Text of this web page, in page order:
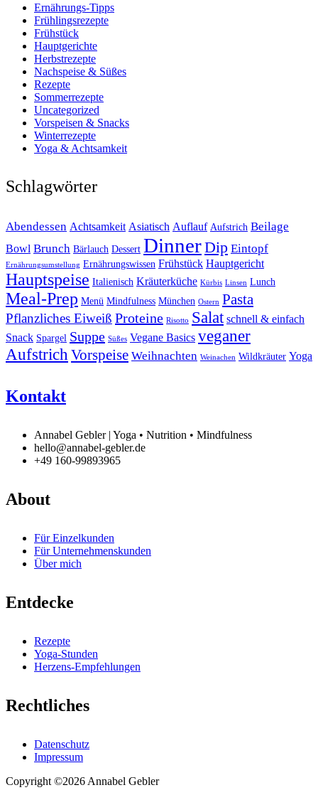
Ernährungs-Tipps
Frühlingsrezepte
Frühstück
Hauptgerichte
Herbstrezepte
Nachspeise & Süßes
Rezepte
Sommerrezepte
Uncategorized
Vorspeisen & Snacks
Winterrezepte
Yoga & Achtsamkeit
Schlagwörter
Abendessen Achtsamkeit Asiatisch Auflauf Aufstrich Beilage
Bowl Brunch Bärlauch Dessert DinnerDip Eintopf
Ernährungsumstellung Ernährungswissen Frühstück Hauptgericht
Hauptspeise Italienisch Kräuterküche Kürbis Linsen Lunch
Meal-Prep Menü Mindfulness München Ostern Pasta
Pflanzliches Eiweiß Proteine Risotto Salat schnell & einfach
Snack Spargel Suppe Süßes Vegane Basics veganer
AufstrichVorspeise Weihnachten Weinachen Wildkräuter Yoga
Kontakt
Annabel Gebler | Yoga • Nutrition • Mindfulness
hello@annabel-gebler.de
+49 160-99893965
About
Für Einzelkunden
Für Unternehmenskunden
Über mich
Entdecke
Rezepte
Yoga-Stunden
Herzens-Empfehlungen
Rechtliches
Datenschutz
Impressum
Copyright ©2026 Annabel Gebler